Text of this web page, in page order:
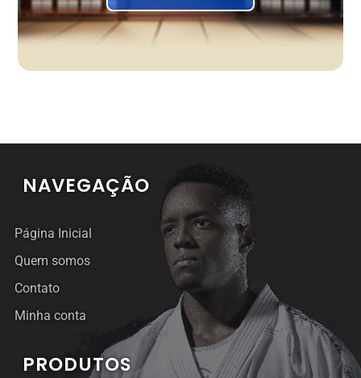
NAVEGAÇÃO
Página Inicial
Quem somos
Contato
Minha conta
PRODUTOS